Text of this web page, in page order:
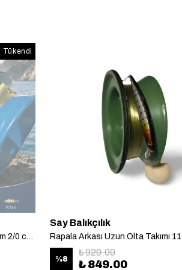
Tükendi
Rapala Arkası Uzun Olta Takımı 9 cm 2/0 cannelle iğne Tekne avı için
Say Balıkçılık
%8
₺ 920.00
₺ 849.00